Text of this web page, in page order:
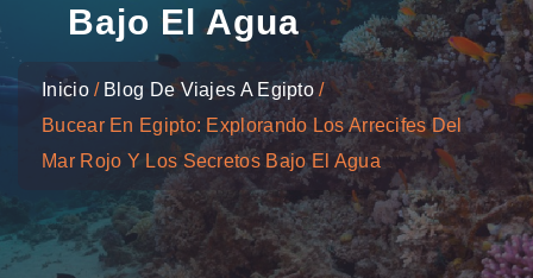
Bajo El Agua
Inicio
Blog De Viajes A Egipto
Bucear En Egipto: Explorando Los Arrecifes Del
Mar Rojo Y Los Secretos Bajo El Agua